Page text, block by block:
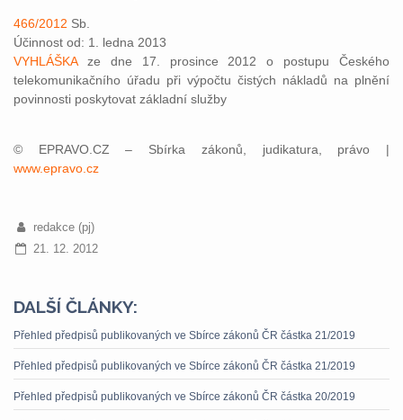
466/2012 Sb.
Účinnost od: 1. ledna 2013
VYHLÁŠKAze dne 17. prosince 2012 o postupu Českého
telekomunikačního úřadu při výpočtu čistých nákladů na plnění
povinnosti poskytovat základní služby
© EPRAVO.CZ – Sbírka zákonů, judikatura, právo |
www.epravo.cz
redakce (pj)
21. 12. 2012
DALŠÍ ČLÁNKY:
Přehled předpisů publikovaných ve Sbírce zákonů ČR částka 21/2019
Přehled předpisů publikovaných ve Sbírce zákonů ČR částka 21/2019
Přehled předpisů publikovaných ve Sbírce zákonů ČR částka 20/2019